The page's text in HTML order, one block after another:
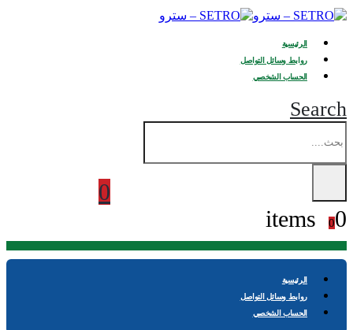
الرئيسية
روابط وسائل التواصل
الحساب الشخصي
Search
0
00 items
الرئيسية
روابط وسائل التواصل
الحساب الشخصي